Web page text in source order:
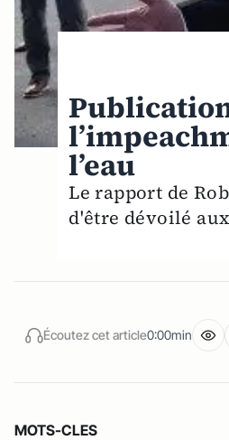
l’eau
Le rapport de
d'être dévoilé
Écoutez cet article0:00min
MOTS-CLES